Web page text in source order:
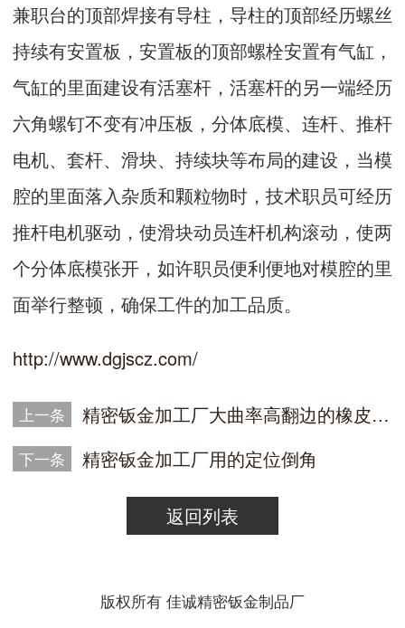
兼职台的顶部焊接有导柱，导柱的顶部经历螺丝
持续有安置板，安置板的顶部螺栓安置有气缸，
气缸的里面建设有活塞杆，活塞杆的另一端经历
六角螺钉不变有冲压板，分体底模、连杆、推杆
电机、套杆、滑块、持续块等布局的建设，当模
腔的里面落入杂质和颗粒物时，技术职员可经历
推杆电机驱动，使滑块动员连杆机构滚动，使两
个分体底模张开，如许职员便利便地对模腔的里
面举行整顿，确保工件的加工品质。
http://www.dgjscz.com/
上一条 精密钣金加工厂大曲率高翻边的橡皮成形模具
下一条 精密钣金加工厂用的定位倒角
返回列表
版权所有 佳诚精密钣金制品厂